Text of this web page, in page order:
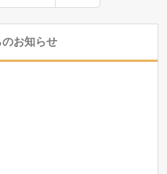
お知らせ